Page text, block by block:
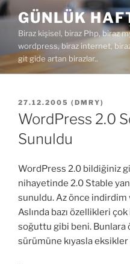
İçeriğe
geç
GÜNLÜK
Biraz kişisel, biraz Php, biraz
wordpress, biraz internet,
git gide artan birazlar..
YAYIM
TARIHI
27.12.2005 ( DMRY)
WordPress 2.0
Sunuldu
WordPress 2.0 bildiğiniz
nihayetinde 2.0 Stable
sunuldu. Az önce
Aslında bazı özellikleri
soğuttu gibi beni. Bunlara
sürümüne kıyasla